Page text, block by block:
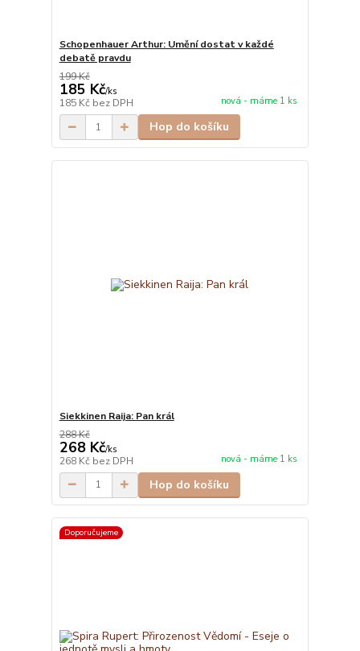
Schopenhauer Arthur: Umění dostat v každé
debatě pravdu
199 Kč
185 Kč/ks
185 Kč bez DPH nová - máme 1 ks
Hop do košíku
Siekkinen Raija: Pan král
288 Kč
268 Kč/ks
268 Kč bez DPH nová - máme 1 ks
Hop do košíku
Doporučujeme